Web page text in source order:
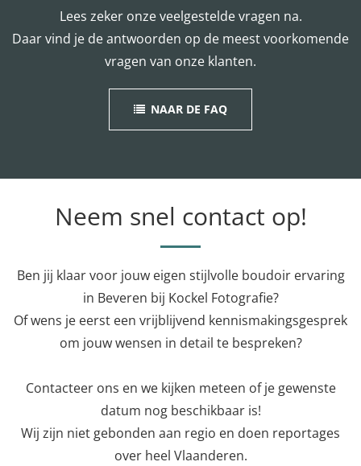
Lees zeker onze veelgestelde vragen na.
Daar vind je de antwoorden op de meest voorkomende
vragen van onze klanten.
NAAR DE FAQ
Neem snel contact op!
Ben jij klaar voor jouw eigen stijlvolle boudoir ervaring
in Beveren bij Kockel Fotografie?
Of wens je eerst een vrijblijvend kennismakingsgesprek
om jouw wensen in detail te bespreken?
Contacteer ons en we kijken meteen of je gewenste
datum nog beschikbaar is!
Wij zijn niet gebonden aan regio en doen reportages
over heel Vlaanderen.